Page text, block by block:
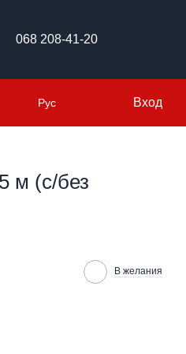
068 208-41-20
Рус Вход
м (с/без
В желания